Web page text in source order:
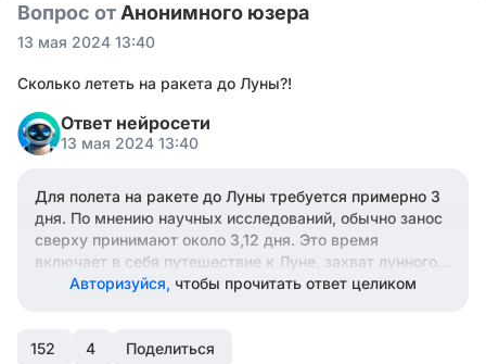
Вопрос от Анонимного юзера
13 мая 2024 13:40
Сколько лететь на ракета до Луны?!
Ответ нейросети
13 мая 2024 13:40
Для полета на ракете до Луны требуется примерно 3
дня. По мнению научных исследований, обычно занос
сверху принимают около 3,12 дня. Это время
включает в себя путешествие к Луне, захват лунного
космического корабля и возвращение на Землю.
зависит от множества факторов, включая тип
Авторизуйся, чтобы прочитать ответ целиком
152 4 Поделиться